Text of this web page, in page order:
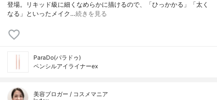
登場。リキッド級に細くなめらかに描けるので、「ひっかかる」「太く
なる」といったメイク…続きを見る
ParaDo(パラドゥ)
ペンシルアイライナーex
美容ブロガー / コスメマニア